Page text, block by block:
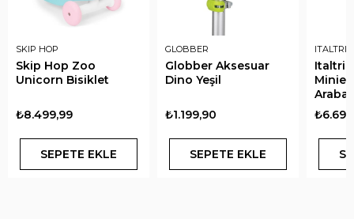
SKIP HOP
Skip Hop Zoo
Unicorn Bisiklet
₺8.499,99
SEPETE EKLE
GLOBBER
Globber Aksesuar
Dino Yeşil
₺1.199,90
SEPETE EKLE